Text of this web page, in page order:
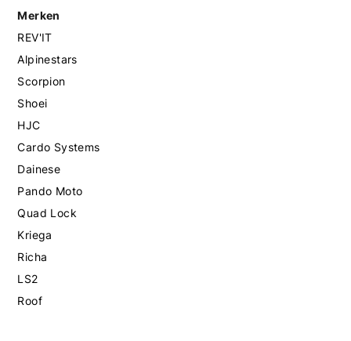
Merken
REV'IT
Alpinestars
Scorpion
Shoei
HJC
Cardo Systems
Dainese
Pando Moto
Quad Lock
Kriega
Richa
LS2
Roof